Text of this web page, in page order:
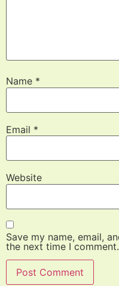
Name *
Email *
Website
Save my name, email,
the next time I comment.